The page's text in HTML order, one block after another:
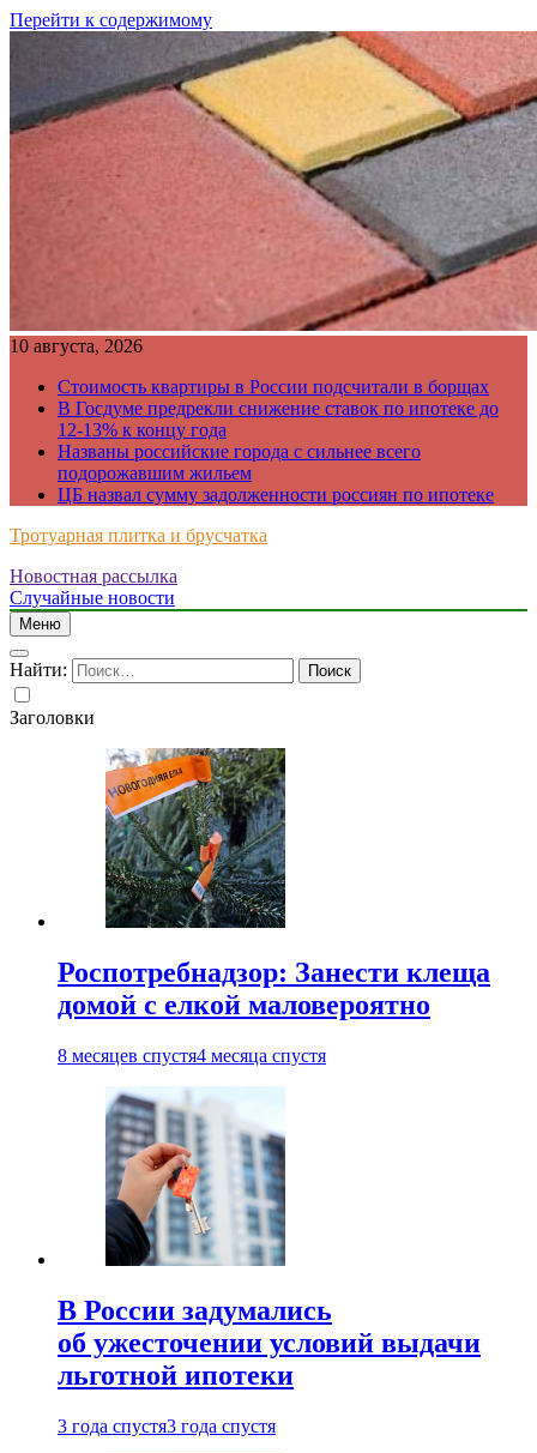
Перейти к содержимому
10 августа, 2026
Стоимость квартиры в России подсчитали в борщах
В Госдуме предрекли снижение ставок по ипотеке до
12-13% к концу года
Названы российские города с сильнее всего
подорожавшим жильем
ЦБ назвал сумму задолженности россиян по ипотеке
Тротуарная плитка и брусчатка
Just another WordPress site
Новостная рассылка
Случайные новости
Меню
Найти:
Заголовки
Роспотребнадзор: Занести клеща
домой с елкой маловероятно
8 месяцев спустя4 месяца спустя
В России задумались
об ужесточении условий выдачи
льготной ипотеки
3 года спустя3 года спустя